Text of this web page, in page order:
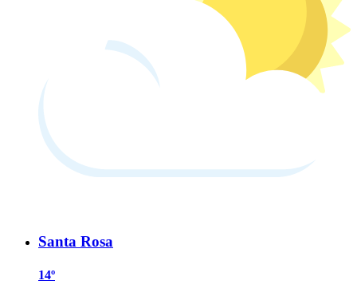
Santa Rosa
14º